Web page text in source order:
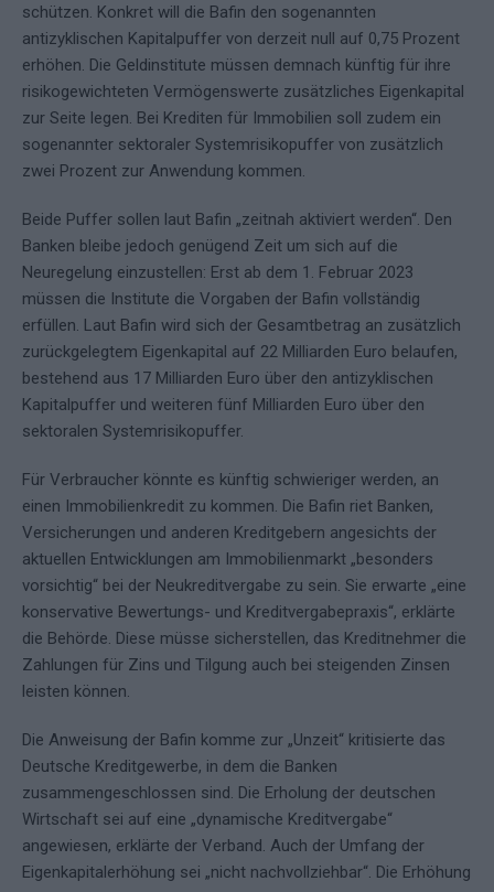
schützen. Konkret will die Bafin den sogenannten
antizyklischen Kapitalpuffer von derzeit null auf 0,75 Prozent
erhöhen. Die Geldinstitute müssen demnach künftig für ihre
risikogewichteten Vermögenswerte zusätzliches Eigenkapital
zur Seite legen. Bei Krediten für Immobilien soll zudem ein
sogenannter sektoraler Systemrisikopuffer von zusätzlich
zwei Prozent zur Anwendung kommen.
Beide Puffer sollen laut Bafin „zeitnah aktiviert werden“. Den
Banken bleibe jedoch genügend Zeit um sich auf die
Neuregelung einzustellen: Erst ab dem 1. Februar 2023
müssen die Institute die Vorgaben der Bafin vollständig
erfüllen. Laut Bafin wird sich der Gesamtbetrag an zusätzlich
zurückgelegtem Eigenkapital auf 22 Milliarden Euro belaufen,
bestehend aus 17 Milliarden Euro über den antizyklischen
Kapitalpuffer und weiteren fünf Milliarden Euro über den
sektoralen Systemrisikopuffer.
Für Verbraucher könnte es künftig schwieriger werden, an
einen Immobilienkredit zu kommen. Die Bafin riet Banken,
Versicherungen und anderen Kreditgebern angesichts der
aktuellen Entwicklungen am Immobilienmarkt „besonders
vorsichtig“ bei der Neukreditvergabe zu sein. Sie erwarte „eine
konservative Bewertungs- und Kreditvergabepraxis“, erklärte
die Behörde. Diese müsse sicherstellen, das Kreditnehmer die
Zahlungen für Zins und Tilgung auch bei steigenden Zinsen
leisten können.
Die Anweisung der Bafin komme zur „Unzeit“ kritisierte das
Deutsche Kreditgewerbe, in dem die Banken
zusammengeschlossen sind. Die Erholung der deutschen
Wirtschaft sei auf eine „dynamische Kreditvergabe“
angewiesen, erklärte der Verband. Auch der Umfang der
Eigenkapitalerhöhung sei „nicht nachvollziehbar“. Die Erhöhung